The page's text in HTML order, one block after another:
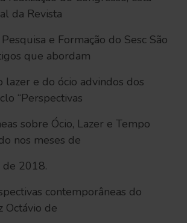
da Revista
e Formação do Sesc São
que abordam
lazer e do ócio advindos dos
“Perspectivas
sobre Ócio, Lazer e Tempo
nos meses de
2018.
contemporâneas do
Octávio de